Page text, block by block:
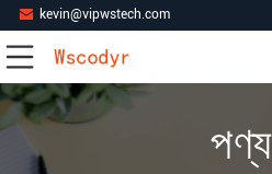
kevin@vipwstech.com
পণ্য